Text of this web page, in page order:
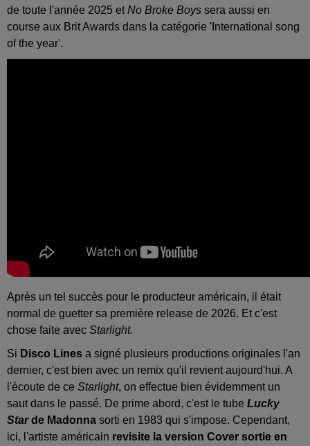
de toute l'année 2025 etNo Broke Boys sera aussi en
course aux Brit Awards dans la catégorie 'International song
of the year'.
Après un tel succès pour le producteur américain, il était
normal de guetter sa première release de 2026. Et c'est
chose faite avec Starlight.
Si Disco Lines a signé plusieurs productions originales l'an
dernier, c'est bien avec un remix qu'il revient aujourd'hui. A
l'écoute de ce Starlight, on effectue bien évidemment un
saut dans le passé. De prime abord, c'est le tube Lucky
Starde Madonna sorti en 1983 qui s'impose. Cependant,
ici, l'artiste américain revisite la version Cover sortie en